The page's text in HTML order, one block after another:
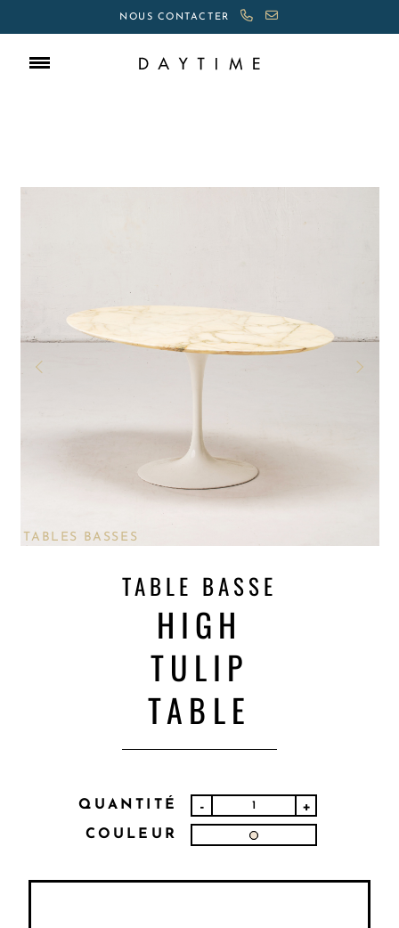
NOUS CONTACTER
TABLES BASSES
TABLE BASSE
HIGH
TULIP
TABLE
QUANTITÉ - +
COULEUR